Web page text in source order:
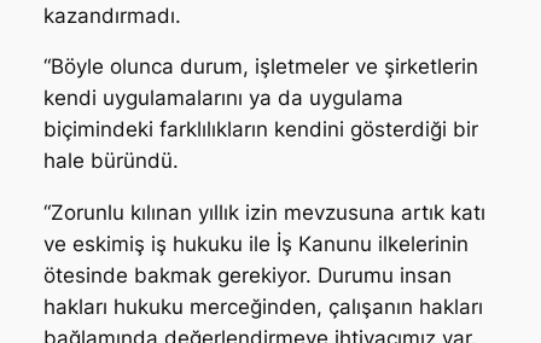
kazandırmadı.
“Böyle olunca durum, işletmeler ve şirketlerin
kendi uygulamalarını ya da uygulama
biçimindeki farklılıkların kendini gösterdiği bir
hale büründü.
“Zorunlu kılınan yıllık izin mevzusuna artık katı
ve eskimiş iş hukuku ile İş Kanunu ilkelerinin
ötesinde bakmak gerekiyor. Durumu insan
hakları hukuku merceğinden, çalışanın hakları